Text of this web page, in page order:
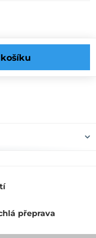
košíku
přeprava